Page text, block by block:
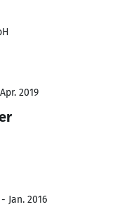
2019
Jan. 2016